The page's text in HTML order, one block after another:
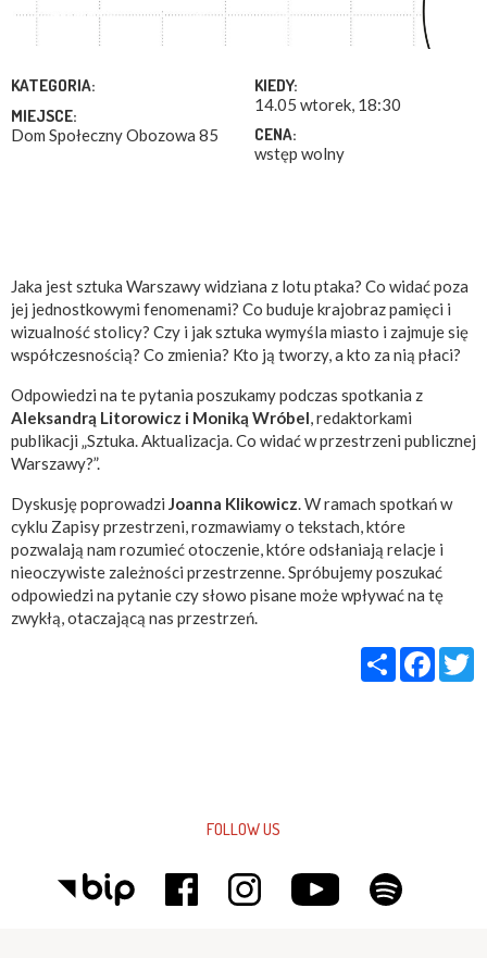
KATEGORIA:
MIEJSCE:
Dom Społeczny Obozowa 85
KIEDY:
14.05 wtorek, 18:30
CENA:
wstęp wolny
Jaka jest sztuka Warszawy widziana z lotu ptaka? Co widać poza
jej jednostkowymi fenomenami? Co buduje krajobraz pamięci i
wizualność stolicy? Czy i jak sztuka wymyśla miasto i zajmuje się
współczesnością? Co zmienia? Kto ją tworzy, a kto za nią płaci?
Odpowiedzi na te pytania poszukamy podczas spotkania z
Aleksandrą Litorowicz i Moniką Wróbel, redaktorkami
publikacji „Sztuka. Aktualizacja. Co widać w przestrzeni publicznej
Warszawy?”.
Dyskusję poprowadzi Joanna Klikowicz. W ramach spotkań w
cyklu Zapisy przestrzeni, rozmawiamy o tekstach, które
pozwalają nam rozumieć otoczenie, które odsłaniają relacje i
nieoczywiste zależności przestrzenne. Spróbujemy poszukać
odpowiedzi na pytanie czy słowo pisane może wpływać na tę
zwykłą, otaczającą nas przestrzeń.
Share
FOLLOW US